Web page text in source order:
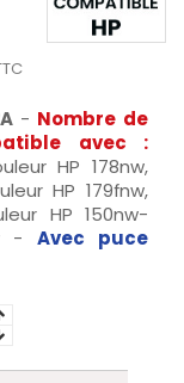
- Nombre de
avec :
HP 178nw,
HP 179fnw,
HP 150nw-
-Avec puce